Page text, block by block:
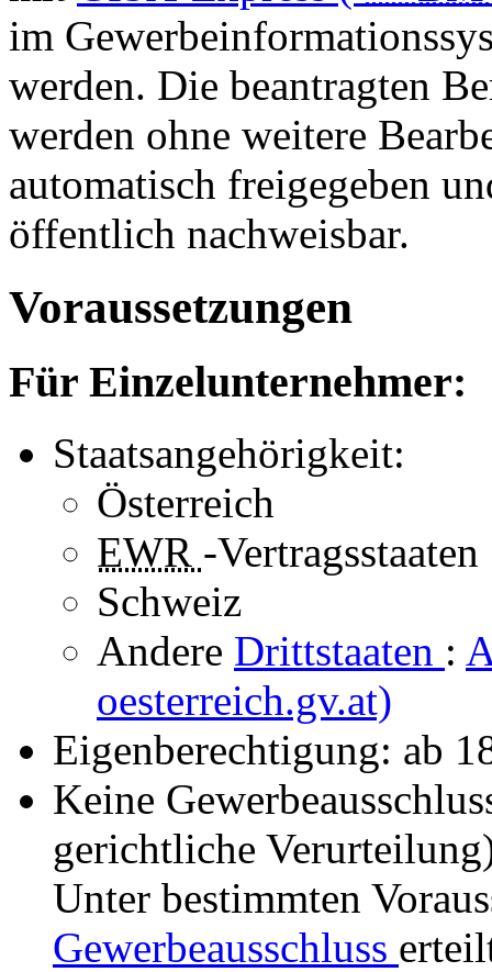
im
werden. Die beantragten
werden ohne weitere
automatisch freigegeben
öffentlich nachweisbar.
Voraussetzungen
Für Einzelunternehmer:
Staatsangehörigkeit:
Österreich
EWR -Vertragsstaaten
Schweiz
Andere Drittstaaten :
oesterreich.gv.at)
Eigenberechtigung: ab
Keine
gerichtliche
Unter bestimmten
Gewerbeausschluss